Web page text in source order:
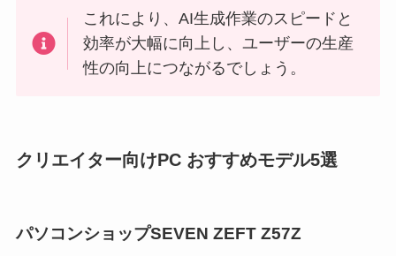
これにより、AI生成作業のスピードと
効率が大幅に向上し、ユーザーの生産
性の向上につながるでしょう。
クリエイター向けPC おすすめモデル5選
パソコンショップSEVEN ZEFT Z57Z